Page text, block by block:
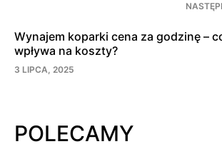
Wynajem koparki cena za godzinę –
wpływa na koszty?
3 LIPCA, 2025
POLECAMY